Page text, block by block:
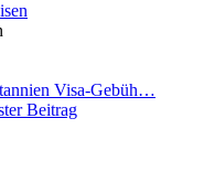
Visa-Gebüh…
Beitrag